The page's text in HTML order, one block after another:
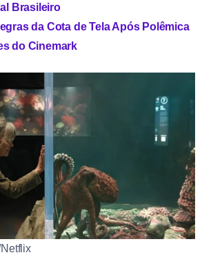
Brasileiro
da Cota de Tela Após Polêmica
do Cinemark